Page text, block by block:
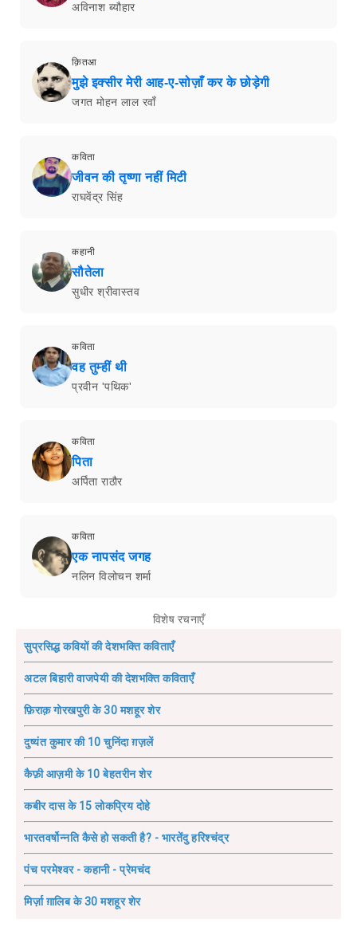
अविनाश ब्यौहार
क़ितआ
मुझे इक्सीर मेरी आह-ए-सोज़ाँ कर के छोड़ेगी
जगत मोहन लाल रवाँ
कविता
जीवन की तृष्णा नहीं मिटी
राघवेंद्र सिंह
कहानी
सौतेला
सुधीर श्रीवास्तव
कविता
वह तुम्हीं थी
प्रवीन 'पथिक'
कविता
पिता
अर्पिता राठौर
कविता
एक नापसंद जगह
नलिन विलोचन शर्मा
विशेष रचनाएँ
सुप्रसिद्ध कवियों की देशभक्ति कविताएँ
अटल बिहारी वाजपेयी की देशभक्ति कविताएँ
फ़िराक़ गोरखपुरी के 30 मशहूर शेर
दुष्यंत कुमार की 10 चुनिंदा ग़ज़लें
कैफ़ी आज़मी के 10 बेहतरीन शेर
कबीर दास के 15 लोकप्रिय दोहे
भारतवर्षोन्नति कैसे हो सकती है? - भारतेंदु हरिश्चंद्र
पंच परमेश्वर - कहानी - प्रेमचंद
मिर्ज़ा ग़ालिब के 30 मशहूर शेर